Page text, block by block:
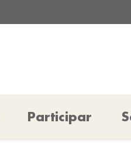
Participar